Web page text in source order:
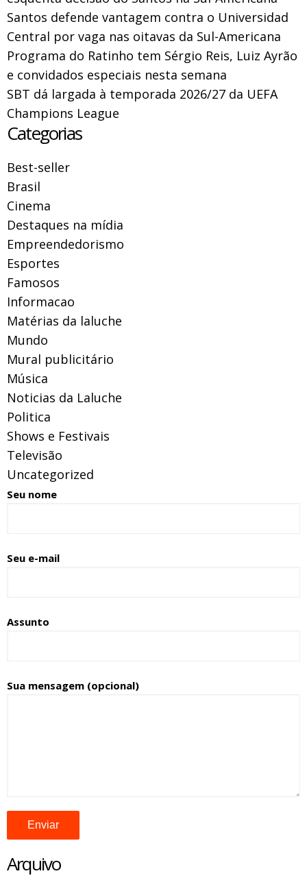
Santos defende vantagem contra o Universidad
Central por vaga nas oitavas da Sul-Americana
Programa do Ratinho tem Sérgio Reis, Luiz Ayrão
e convidados especiais nesta semana
SBT dá largada à temporada 2026/27 da UEFA
Champions League
Categorias
Best-seller
Brasil
Cinema
Destaques na mídia
Empreendedorismo
Esportes
Famosos
Informacao
Matérias da laluche
Mundo
Mural publicitário
Música
Noticias da Laluche
Politica
Shows e Festivais
Televisão
Uncategorized
Seu nome
Seu e-mail
Assunto
Sua mensagem (opcional)
Arquivo